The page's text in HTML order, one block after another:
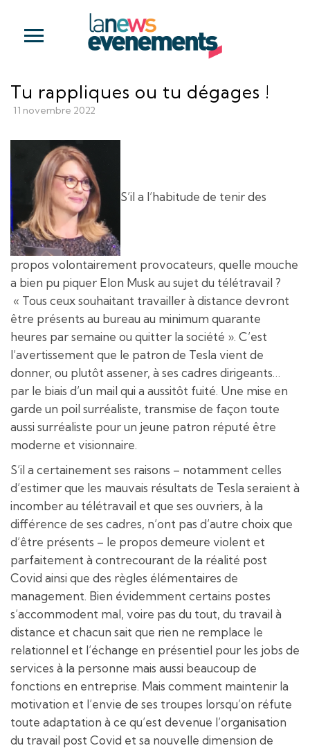
Tu rappliques ou tu dégages !
11 novembre 2022
S’il a l’habitude de tenir des
propos volontairement provocateurs, quelle mouche
a bien pu piquer Elon Musk au sujet du télétravail ?
« Tous ceux souhaitant travailler à distance devront
être présents au bureau au minimum quarante
heures par semaine ou quitter la société ». C’est
l’avertissement que le patron de Tesla vient de
donner, ou plutôt assener, à ses cadres dirigeants…
par le biais d’un mail qui a aussitôt fuité. Une mise en
garde un poil surréaliste, transmise de façon toute
aussi surréaliste pour un jeune patron réputé être
moderne et visionnaire.
S’il a certainement ses raisons – notamment celles
d’estimer que les mauvais résultats de Tesla seraient à
incomber au télétravail et que ses ouvriers, à la
différence de ses cadres, n’ont pas d’autre choix que
d’être présents – le propos demeure violent et
parfaitement à contrecourant de la réalité post
Covid ainsi que des règles élémentaires de
management. Bien évidemment certains postes
s’accommodent mal, voire pas du tout, du travail à
distance et chacun sait que rien ne remplace le
relationnel et l’échange en présentiel pour les jobs de
services à la personne mais aussi beaucoup de
fonctions en entreprise. Mais comment maintenir la
motivation et l’envie de ses troupes lorsqu’on réfute
toute adaptation à ce qu’est devenue l’organisation
du travail post Covid et sa nouvelle dimension de